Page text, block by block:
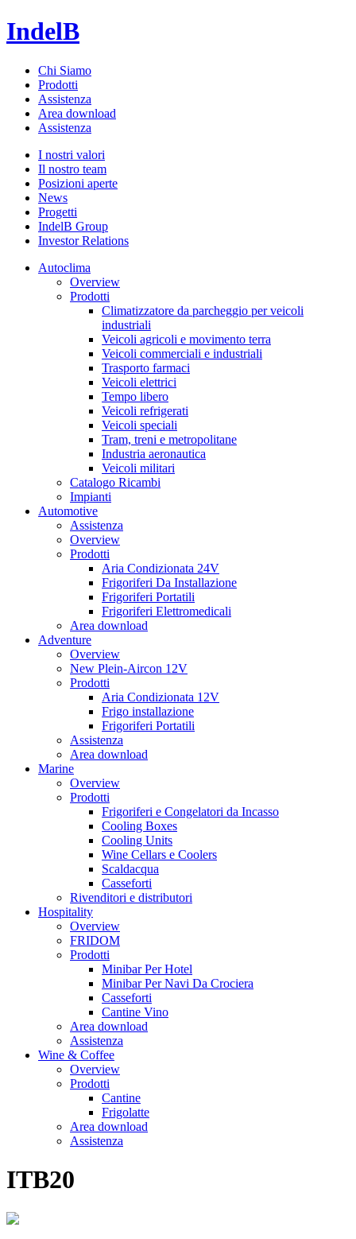
IndelB
Chi Siamo
Prodotti
Assistenza
Area download
Assistenza
I nostri valori
Il nostro team
Posizioni aperte
News
Progetti
IndelB Group
Investor Relations
Autoclima
Overview
Prodotti
Climatizzatore da parcheggio per veicoli
industriali
Veicoli agricoli e movimento terra
Veicoli commerciali e industriali
Trasporto farmaci
Veicoli elettrici
Tempo libero
Veicoli refrigerati
Veicoli speciali
Tram, treni e metropolitane
Industria aeronautica
Veicoli militari
Catalogo Ricambi
Impianti
Automotive
Assistenza
Overview
Prodotti
Aria Condizionata 24V
Frigoriferi Da Installazione
Frigoriferi Portatili
Frigoriferi Elettromedicali
Area download
Adventure
Overview
New Plein-Aircon 12V
Prodotti
Aria Condizionata 12V
Frigo installazione
Frigoriferi Portatili
Assistenza
Area download
Marine
Overview
Prodotti
Frigoriferi e Congelatori da Incasso
Cooling Boxes
Cooling Units
Wine Cellars e Coolers
Scaldacqua
Casseforti
Rivenditori e distributori
Hospitality
Overview
FRIDOM
Prodotti
Minibar Per Hotel
Minibar Per Navi Da Crociera
Casseforti
Cantine Vino
Area download
Assistenza
Wine & Coffee
Overview
Prodotti
Cantine
Frigolatte
Area download
Assistenza
ITB20